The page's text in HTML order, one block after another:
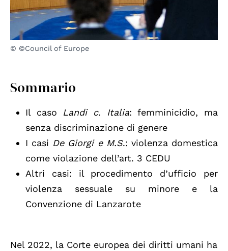
© ©Council of Europe
Sommario
Il caso Landi c. Italia: femminicidio, ma
senza discriminazione di genere
I casi De Giorgi e M.S.: violenza domestica
come violazione dell’art. 3 CEDU
Altri casi: il procedimento d’ufficio per
violenza sessuale su minore e la
Convenzione di Lanzarote
Nel 2022, la Corte europea dei diritti umani ha